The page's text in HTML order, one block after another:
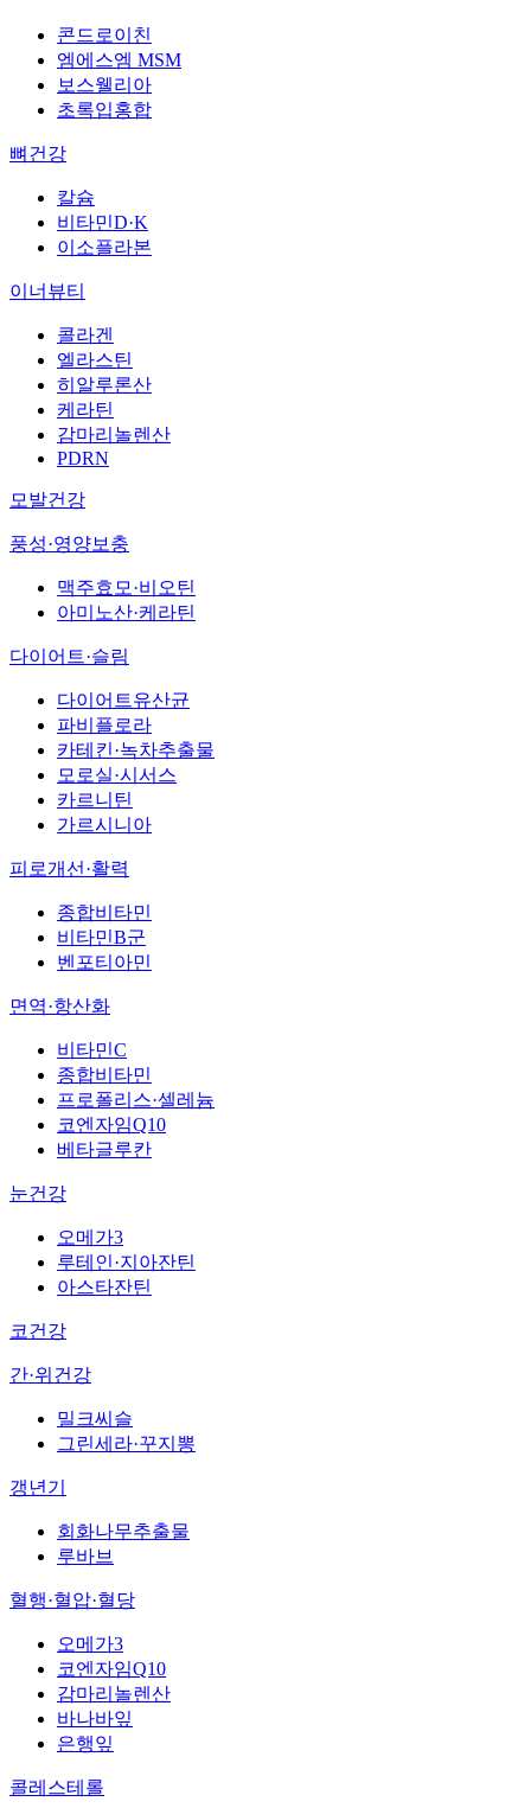
콘드로이친
엠에스엠 MSM
보스웰리아
초록입홍합
뼈건강
칼슘
비타민D·K
이소플라본
이너뷰티
콜라겐
엘라스틴
히알루론산
케라틴
감마리놀렌산
PDRN
모발건강
풍성·영양보충
맥주효모·비오틴
아미노산·케라틴
다이어트·슬림
다이어트유산균
파비플로라
카테킨·녹차추출물
모로실·시서스
카르니틴
가르시니아
피로개선·활력
종합비타민
비타민B군
벤포티아민
면역·항산화
비타민C
종합비타민
프로폴리스·셀레늄
코엔자임Q10
베타글루칸
눈건강
오메가3
루테인·지아잔틴
아스타잔틴
코건강
간·위건강
밀크씨슬
그린세라·꾸지뽕
갱년기
회화나무추출물
루바브
혈행·혈압·혈당
오메가3
코엔자임Q10
감마리놀렌산
바나바잎
은행잎
콜레스테롤